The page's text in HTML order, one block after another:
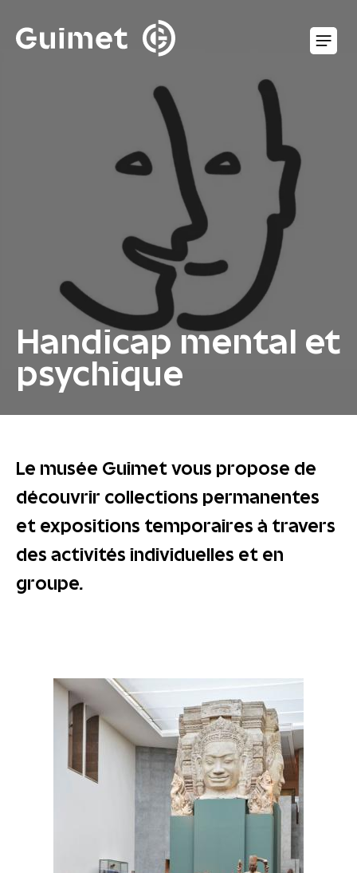
Handicap mental et
psychique
Le musée Guimet vous propose de
découvrir collections permanentes
et expositions temporaires à travers
des activités individuelles et en
groupe.